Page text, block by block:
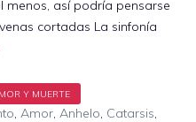
menos, así podría pensarse
cortadas La sinfonía
Amor, Anhelo Catarsis